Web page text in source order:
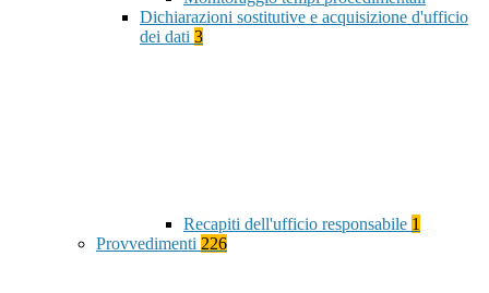
Dichiarazioni sostitutive e acquisizione d'ufficio
dei dati 3
Recapiti dell'ufficio responsabile 1
Provvedimenti 226